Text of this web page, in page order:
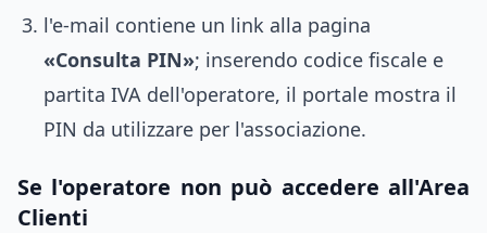
l'e-mail contiene un link alla pagina
«Consulta PIN»; inserendo codice fiscale e
partita IVA dell'operatore, il portale mostra il
PIN da utilizzare per l'associazione.
Se l'operatore non può accedere all'Area
Clienti